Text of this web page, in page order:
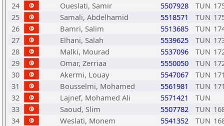
24
Oueslati, Samir 5507928 TUN
25
Samali, Abdelhamid 5518571 TUN
26
Bamri, Salim 5513685 TUN
27
Elhani, Salah 5539625 TUN
28
Malki, Mourad 5537096 TUN
29
Omar, Zerriaa 5550050 TUN
30
Akermi, Louay 5547067 TUN
31
Bousselmi, Mohamed 5561981 TUN
32
Lajnef, Mohamed Ali 5571421
TUN
33
Saoud, Slim 5507782 TUN
34
Weslati, Monem 5541352 TUN